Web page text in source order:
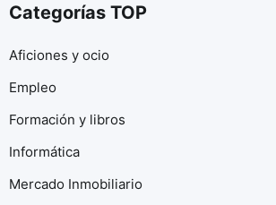
Categorías TOP
Aficiones y ocio
Empleo
Formación y libros
Informática
Mercado Inmobiliario